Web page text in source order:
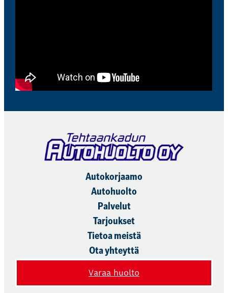
Autokorjaamo
Autohuolto
Palvelut
Tarjoukset
Tietoa meistä
Ota yhteyttä
Varaa huolto